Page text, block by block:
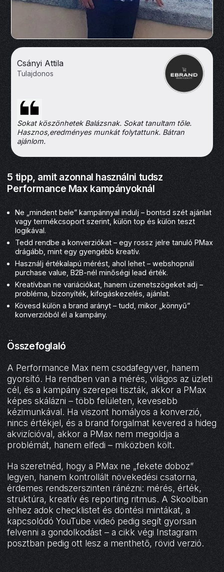
Csányi Attila
Tulajdonos
Sokat köszönhetek Balázsnak. Sokat tanultam tőle.
Hasznos,eredményes munkát folytattunk. Bátran
ajánlom.
5 tipp, amit azonnal használni tudsz
Performance Max kampányoknál
Ne „mindent bele” kampánnyal indulj – bontsd szét ajánlat
vagy termékcsoport szerint, külön top és külön teszt
logikával.
Tedd rendbe a konverziókat – egy rossz jelre tanuló PMax
drágább, mint egy gyengébb kreatív.
Használj értékalapú mérést, ahol lehet – webshopnál
purchase value, B2B-nél minőségi lead érték.
Kreatívban ne variációkat, hanem üzenetszögeket adj –
probléma, bizonyíték, kifogáskezelés, ajánlat.
Kövesd külön a brand arányt – tudd, mikor „könnyű”
konverzióból él a kampány.
Összefoglaló
A Performance Max nem csodafegyver, hanem
gyorsító. Ha rendben van a mérés, világos az üzleti
cél, és a kampány szerepei tiszták, akkor a PMax
képes skálázni – több felületen, kevesebb
kézimunkával. Ha viszont homályos a konverzió,
nincs értékjel, és a brand forgalmat kevered a hideg
akvizícióval, akkor a PMax nem megoldja a
problémát, hanem elfedi – miközben költ.
Ha szeretnéd, hogy a PMax ne „fekete doboz”
legyen, hanem kontrollált növekedési csatorna,
érdemes rendszerszinten ránézni: mérés, érték,
struktúra, kreatív és reporting ritmus. A Skoolban
ehhez adok checklistet és döntési mintákat, a
kapcsolódó YouTube videó pedig segít gyorsan
felvenni a gondolkodást – a cikk végi Instagram
posztban pedig ott lesz a menthető, rövid verzió.